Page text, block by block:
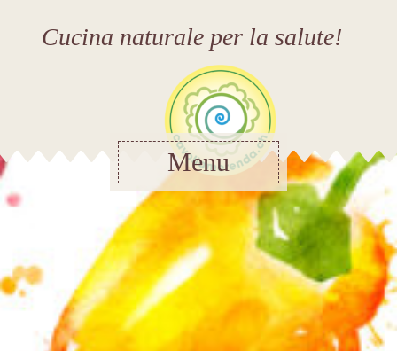
Cucina naturale per la salute!
Menu